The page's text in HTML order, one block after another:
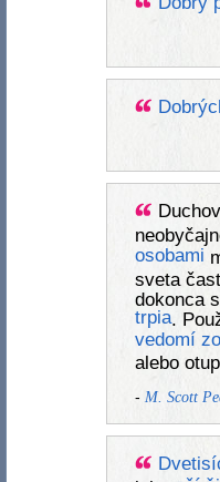
osobami
sveta
dokonca
trpia.
vedomí
alebo
- M. Scott